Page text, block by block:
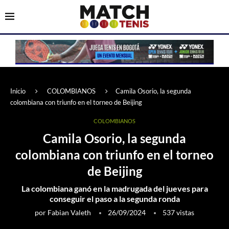
Inicio COLOMBIANOS
Camila Osorio, la segunda
colombiana con triunfo en el torneo de Beijing
COLOMBIANOS
Camila Osorio, la segunda
colombiana con triunfo en el torneo
de Beijing
La colombiana ganó en la madrugada del jueves para
conseguir el paso a la segunda ronda
por Fabian Valeth 26/09/2024 537vistas